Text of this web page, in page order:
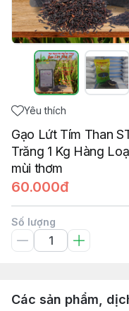
Yêu thích
Gạo Lứt Tím Than
Trăng 1 Kg Hàng
mùi thơm
60.000đ
Số lượng
Các sản phẩm,